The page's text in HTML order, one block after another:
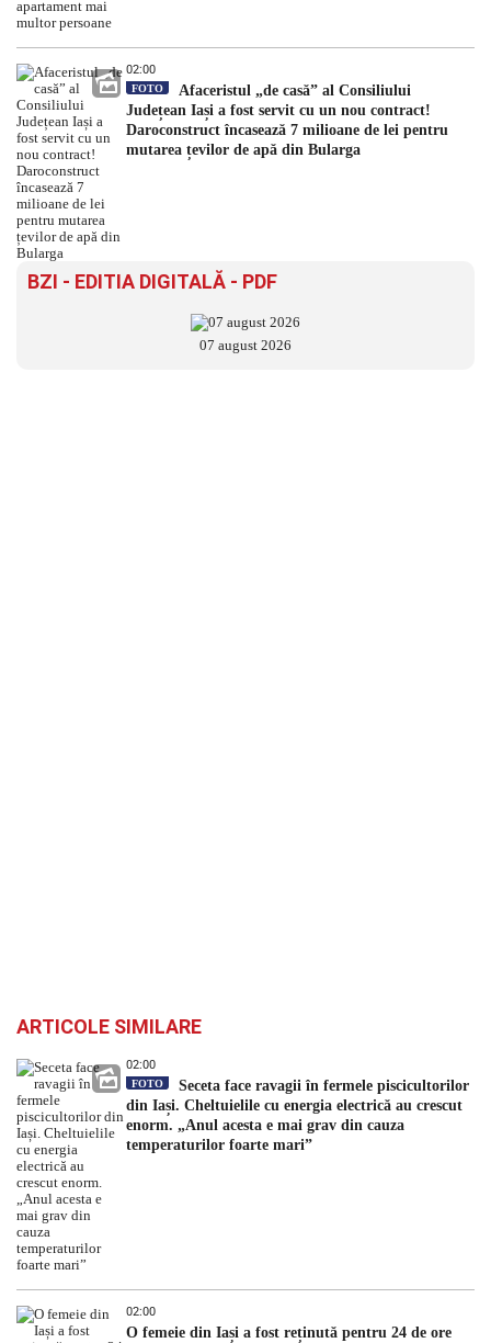
02:00
FOTO
Afaceristul „de casă” al Consiliului
Județean Iași a fost servit cu un nou contract!
Daroconstruct încasează 7 milioane de lei pentru
mutarea țevilor de apă din Bularga
BZI - EDITIA DIGITALĂ - PDF
07 august 2026
ARTICOLE SIMILARE
02:00
FOTO
Seceta face ravagii în fermele piscicultorilor
din Iași. Cheltuielile cu energia electrică au crescut
enorm. „Anul acesta e mai grav din cauza
temperaturilor foarte mari”
02:00
O femeie din Iași a fost reținută pentru 24 de ore